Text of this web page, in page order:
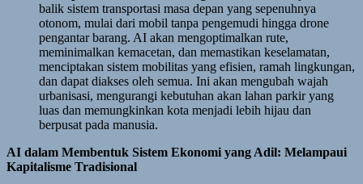
balik sistem transportasi masa depan yang sepenuhnya
otonom, mulai dari mobil tanpa pengemudi hingga drone
pengantar barang. AI akan mengoptimalkan rute,
meminimalkan kemacetan, dan memastikan keselamatan,
menciptakan sistem mobilitas yang efisien, ramah lingkungan,
dan dapat diakses oleh semua. Ini akan mengubah wajah
urbanisasi, mengurangi kebutuhan akan lahan parkir yang
luas dan memungkinkan kota menjadi lebih hijau dan
berpusat pada manusia.
AI dalam Membentuk Sistem Ekonomi yang Adil: Melampaui
Kapitalisme Tradisional